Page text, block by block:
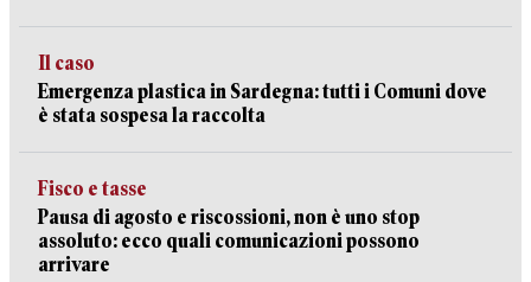
Il caso
Emergenza plastica in Sardegna: tutti i Comuni dove
è stata sospesa la raccolta
Fisco e tasse
Pausa di agosto e riscossioni, non è uno stop
assoluto: ecco quali comunicazioni possono
arrivare